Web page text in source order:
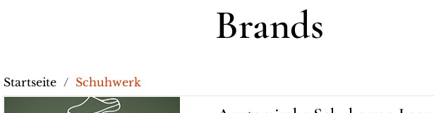
Brands
Startseite / Schuhwerk